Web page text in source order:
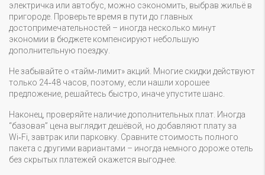
электричка или автобус, можно сэкономить, выбрав жильё в
пригороде. Проверьте время в пути до главных
достопримечательностей – иногда несколько минут
экономии в бюджете компенсируют небольшую
дополнительную поездку.
Не забывайте о «тайм‑лимит» акций. Многие скидки действуют
только 24‑48 часов, поэтому, если нашли хорошее
предложение, решайтесь быстро, иначе упустите шанс.
Наконец, проверяйте наличие дополнительных плат. Иногда
“базовая” цена выглядит дешёвой, но добавляют плату за
Wi‑Fi, завтрак или парковку. Сравните стоимость полного
пакета с другими вариантами – иногда немного дороже отель
без скрытых платежей окажется выгоднее.